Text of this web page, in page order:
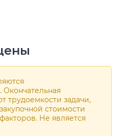
трудоемкости задачи,
стоимости
Не является